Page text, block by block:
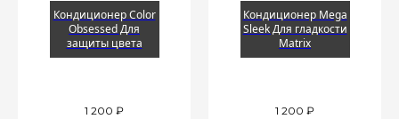
Кондиционер Color
Obsessed Для
защиты цвета
1 200 ₽
Кондиционер Mega
Sleek Для гладкости
Matrix
1 200 ₽